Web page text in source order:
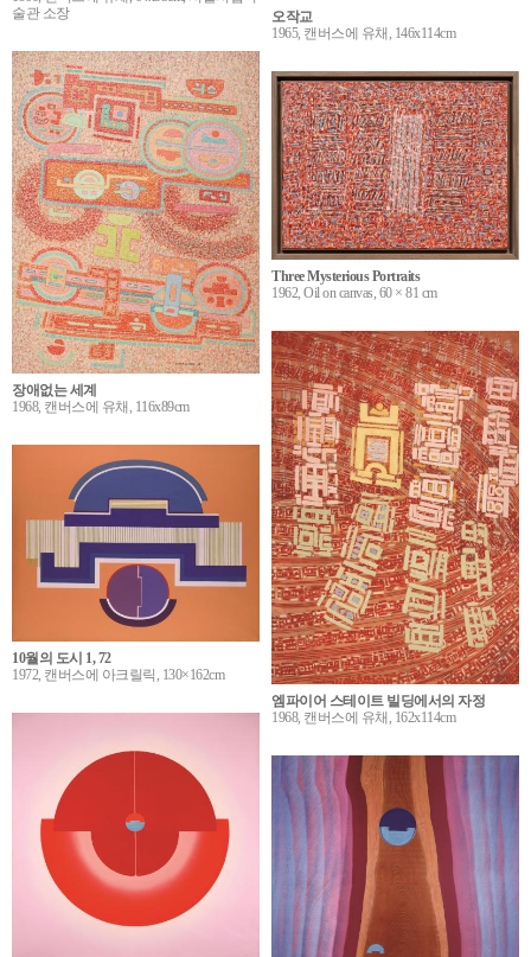
술관 소장
오작교
1965, 캔버스에 유채, 146x114cm
장애없는 세계
1968, 캔버스에 유채, 116x89cm
Three Mysterious Portraits
1962, Oil on canvas, 60 × 81 cm
엠파이어 스테이트 빌딩에서의 자정
1968, 캔버스에 유채, 162x114cm
10월의 도시 1, 72
1972, 캔버스에 아크릴릭, 130×162cm